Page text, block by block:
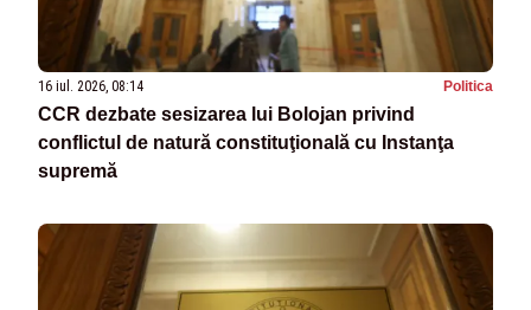
16 iul. 2026, 08:14 Politica
CCR dezbate sesizarea lui Bolojan privind
conflictul de natură constituţională cu Instanţa
supremă